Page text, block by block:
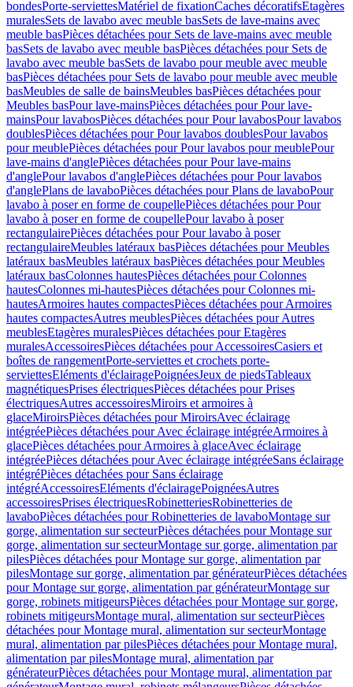
bondesPorte-serviettesMatériel de fixationCaches décoratifsEtagères
muralesSets de lavabo avec meuble basSets de lave-mains avec
meuble basPièces détachées pour Sets de lave-mains avec meuble
basSets de lavabo avec meuble basPièces détachées pour Sets de
lavabo avec meuble basSets de lavabo pour meuble avec meuble
basPièces détachées pour Sets de lavabo pour meuble avec meuble
basMeubles de salle de bainsMeubles basPièces détachées pour
Meubles basPour lave-mainsPièces détachées pour Pour lave-
mainsPour lavabosPièces détachées pour Pour lavabosPour lavabos
doublesPièces détachées pour Pour lavabos doublesPour lavabos
pour meublePièces détachées pour Pour lavabos pour meublePour
lave-mains d'anglePièces détachées pour Pour lave-mains
d'anglePour lavabos d'anglePièces détachées pour Pour lavabos
d'anglePlans de lavaboPièces détachées pour Plans de lavaboPour
lavabo à poser en forme de coupellePièces détachées pour Pour
lavabo à poser en forme de coupellePour lavabo à poser
rectangulairePièces détachées pour Pour lavabo à poser
rectangulaireMeubles latéraux basPièces détachées pour Meubles
latéraux basMeubles latéraux basPièces détachées pour Meubles
latéraux basColonnes hautesPièces détachées pour Colonnes
hautesColonnes mi-hautesPièces détachées pour Colonnes mi-
hautesArmoires hautes compactesPièces détachées pour Armoires
hautes compactesAutres meublesPièces détachées pour Autres
meublesEtagères muralesPièces détachées pour Etagères
muralesAccessoiresPièces détachées pour AccessoiresCasiers et
boîtes de rangementPorte-serviettes et crochets porte-
serviettesEléments d'éclairagePoignéesJeux de piedsTableaux
magnétiquesPrises électriquesPièces détachées pour Prises
électriquesAutres accessoiresMiroirs et armoires à
glaceMiroirsPièces détachées pour MiroirsAvec éclairage
intégréePièces détachées pour Avec éclairage intégréeArmoires à
glacePièces détachées pour Armoires à glaceAvec éclairage
intégréePièces détachées pour Avec éclairage intégréeSans éclairage
intégréPièces détachées pour Sans éclairage
intégréAccessoiresEléments d'éclairagePoignéesAutres
accessoiresPrises électriquesRobinetteriesRobinetteries de
lavaboPièces détachées pour Robinetteries de lavaboMontage sur
gorge, alimentation sur secteurPièces détachées pour Montage sur
gorge, alimentation sur secteurMontage sur gorge, alimentation par
pilesPièces détachées pour Montage sur gorge, alimentation par
pilesMontage sur gorge, alimentation par générateurPièces détachées
pour Montage sur gorge, alimentation par générateurMontage sur
gorge, robinets mitigeursPièces détachées pour Montage sur gorge,
robinets mitigeursMontage mural, alimentation sur secteurPièces
détachées pour Montage mural, alimentation sur secteurMontage
mural, alimentation par pilesPièces détachées pour Montage mural,
alimentation par pilesMontage mural, alimentation par
générateurPièces détachées pour Montage mural, alimentation par